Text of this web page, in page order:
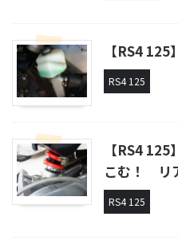
【RS4
RS4 125
【RS4
こむ！ リ
RS4 125